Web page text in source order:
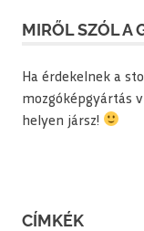
MIRŐL SZÓL A
Ha érdekelnek a
mozgóképgyártás
helyen jársz!
CÍMKÉK